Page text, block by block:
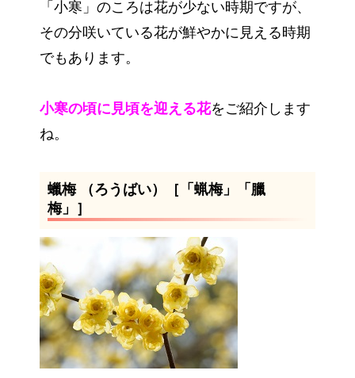
「小寒」のころは花が少ない時期ですが、
その分咲いている花が鮮やかに見える時期
でもあります。
小寒の頃に見頃を迎える花をご紹介します
ね。
蠟梅 （ろうばい）［「蝋梅」「臘
梅」］